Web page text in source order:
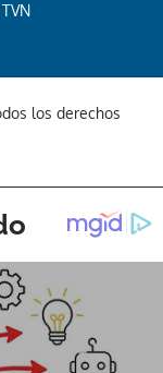
los derechos